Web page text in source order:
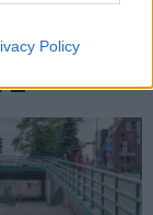
Policy